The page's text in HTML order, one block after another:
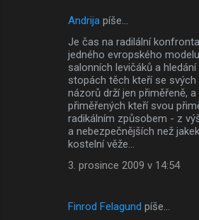
Andrija píše…
Je čas na radilální
jedného evropského
salonních levičáků a
stopách těch kteří se svých
názorů drží jen přiměřeně,
přiměřených kteří svou
radikálním způsobem - z
a nebezpečnějších než
kostelní věže…
3. prosince 2009 v 14:54
Finrod Felagund píše…